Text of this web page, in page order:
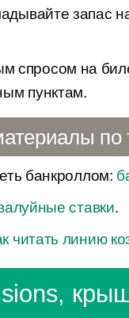
запас
спросом на
пунктам.
по
банкроллом:
ставки.
читать линию